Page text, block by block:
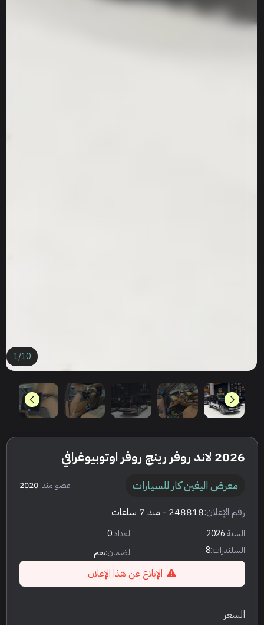
1/10
2026 لاند روفر رينج روفر اوتوبيوغرافي
معرض اليفين كار للسيارات عضو منذ:2020
رقم الإعلان:248818 - منذ 7 ساعات
السنة:2026 العداد:0
السلندرات:8 الضمان:نعم
الإبلاغ عن هذا الإعلان
السعر